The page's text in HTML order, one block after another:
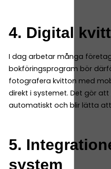
4. Digital
I dag arbetar många
bokföringsprogram bör
fotografera kvitton med
direkt i systemet. Det gör
automatiskt och blir lätta
5.
system